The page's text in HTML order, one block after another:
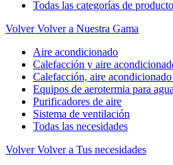
Todas las categorías de
Volver Volver a Nuestra Gama
Aire acondicionado
Calefacción y aire
Calefacción, aire
Equipos de aerotermia para
Purificadores de aire
Sistema de ventilación
Todas las necesidades
Volver Volver a Tus necesidades